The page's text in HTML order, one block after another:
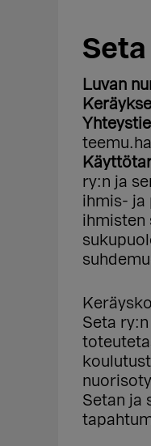
Luvan
ry:n ja
ihmis- ja
ihmisten
Seta
Setan ja